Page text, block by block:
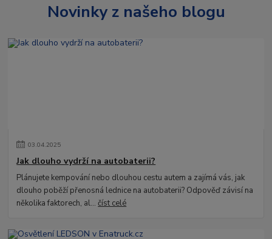
Novinky z našeho blogu
03.04.2025
Jak dlouho vydrží na autobaterii?
Plánujete kempování nebo dlouhou cestu autem a zajímá vás, jak
dlouho poběží přenosná lednice na autobaterii? Odpověď závisí na
několika faktorech, al...číst celé